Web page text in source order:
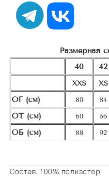
Размерная
40
42
XXS XS
ОГ (см) 80 84
ОТ (см) 60 66
ОБ (см) 88 92
Состав: 100% полиэстер